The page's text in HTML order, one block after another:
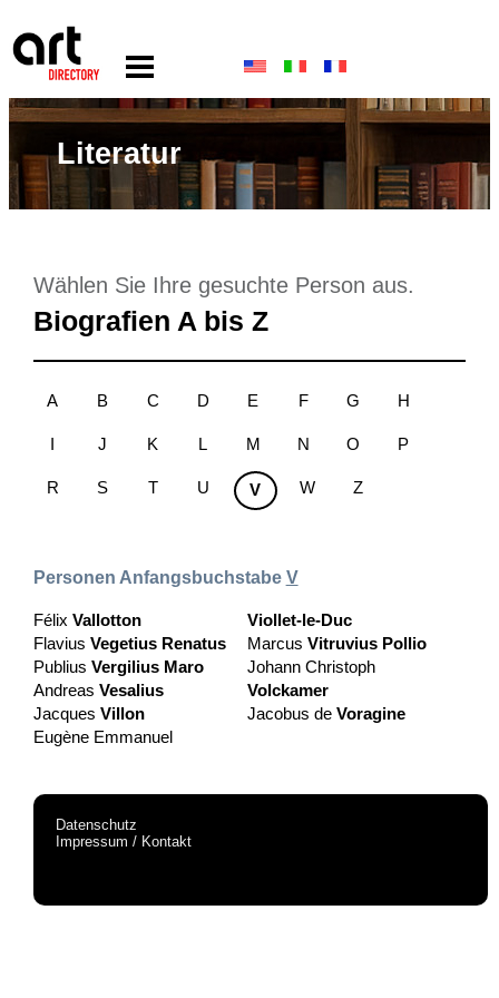
Literatur
Wählen Sie Ihre gesuchte Person aus.
Biografien A bis Z
A B C D E F G H
I J K L M N O P
R S T U V W Z
Personen Anfangsbuchstabe V
Félix Vallotton
Flavius Vegetius Renatus
Publius Vergilius Maro
Andreas Vesalius
Jacques Villon
Eugène Emmanuel
Viollet-le-Duc
Marcus Vitruvius Pollio
Johann Christoph
Volckamer
Jacobus de Voragine
Datenschutz
Impressum / Kontakt